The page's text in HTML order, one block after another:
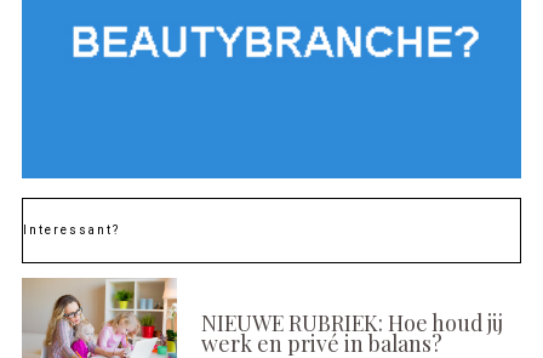
Interessant?
NIEUWE RUBRIEK: Hoe houd jij
werk en privé in balans?